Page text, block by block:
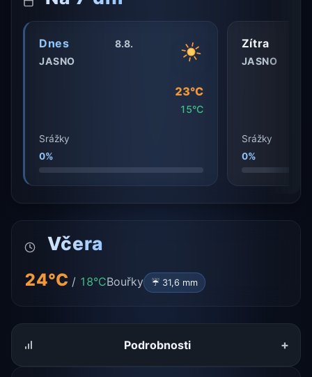
Dnes
8.8.
JASNO
23°C
15°C
Srážky
0%
Zítra
JASNO
Srážky
0%
Včera
24°C / 18°CBouřky ☔ 31,6 mm
Podrobnosti +